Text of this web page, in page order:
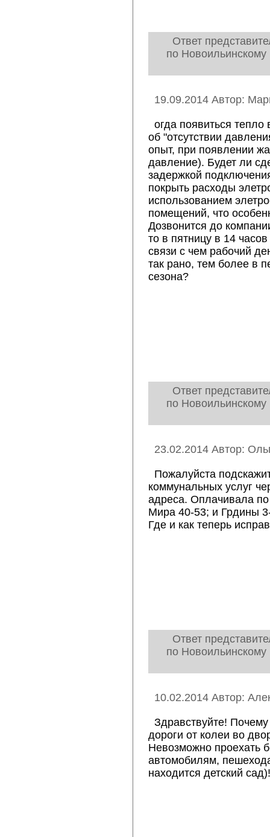
Ответ
по Новоильинскому
19.09.2014 Автор:
огда появиться
об "отсутствии
опыт, при появлении
давление). Будет ли
задержкой
покрыть расходы
использованием
помещений, что
Дозвонится до
то в пятницу в 14
связи с чем рабочий
так рано, тем более в
сезона?
Ответ
по Новоильинскому
23.02.2014 Автор:
Пожалуйста
коммунальных услуг
адреса. Оплачивала
Мира 40-53; и Грдины
Где и как теперь
Ответ
по Новоильинскому
10.02.2014 Автор:
Здравствуйте!
дороги от колеи во
Невозможно проехать
автомобилям,
находится детский сад)!